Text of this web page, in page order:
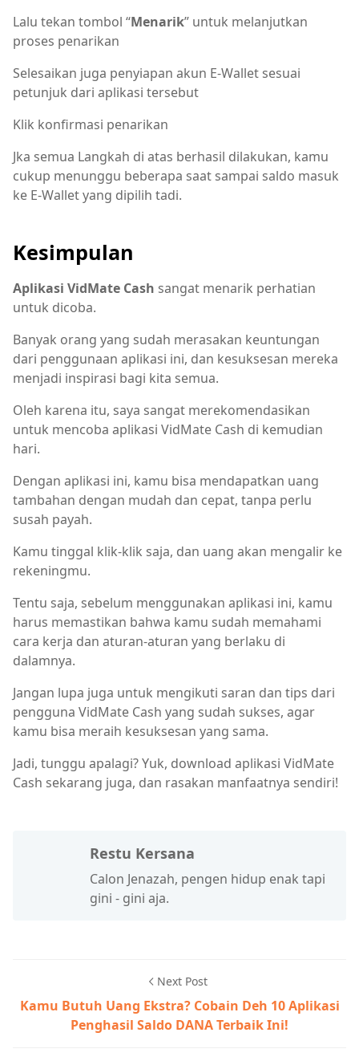
Lalu tekan tombol “Menarik” untuk melanjutkan
proses penarikan
Selesaikan juga penyiapan akun E-Wallet sesuai
petunjuk dari aplikasi tersebut
Klik konfirmasi penarikan
Jka semua Langkah di atas berhasil dilakukan, kamu
cukup menunggu beberapa saat sampai saldo masuk
ke E-Wallet yang dipilih tadi.
Kesimpulan
Aplikasi VidMate Cash sangat menarik perhatian
untuk dicoba.
Banyak orang yang sudah merasakan keuntungan
dari penggunaan aplikasi ini, dan kesuksesan mereka
menjadi inspirasi bagi kita semua.
Oleh karena itu, saya sangat merekomendasikan
untuk mencoba aplikasi VidMate Cash di kemudian
hari.
Dengan aplikasi ini, kamu bisa mendapatkan uang
tambahan dengan mudah dan cepat, tanpa perlu
susah payah.
Kamu tinggal klik-klik saja, dan uang akan mengalir ke
rekeningmu.
Tentu saja, sebelum menggunakan aplikasi ini, kamu
harus memastikan bahwa kamu sudah memahami
cara kerja dan aturan-aturan yang berlaku di
dalamnya.
Jangan lupa juga untuk mengikuti saran dan tips dari
pengguna VidMate Cash yang sudah sukses, agar
kamu bisa meraih kesuksesan yang sama.
Jadi, tunggu apalagi? Yuk, download aplikasi VidMate
Cash sekarang juga, dan rasakan manfaatnya sendiri!
Restu Kersana
Calon Jenazah, pengen hidup enak tapi
gini - gini aja.
Next Post
Kamu Butuh Uang Ekstra? Cobain Deh 10 Aplikasi
Penghasil Saldo DANA Terbaik Ini!